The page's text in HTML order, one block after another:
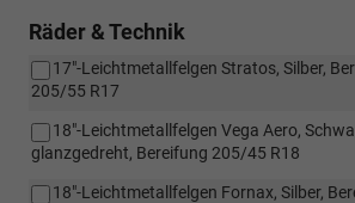
Räder & Technik
17"-Leichtmetallfelgen Stratos, Silber,
205/55 R17
18"-Leichtmetallfelgen Vega Aero,
glanzgedreht, Bereifung 205/45 R18
18"-Leichtmetallfelgen Fornax, Silber,